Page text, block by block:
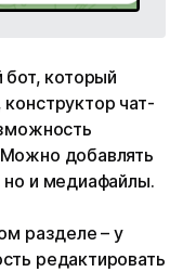
бот, который
чат-
добавлять
и медиафайлы.
разделе – у
редактировать